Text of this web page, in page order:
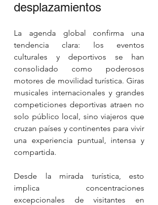
desplazamientos
La agenda global confirma una
tendencia clara: los eventos
culturales y deportivos se han
consolidado como poderosos
motores de movilidad turística. Giras
musicales internacionales y grandes
competiciones deportivas atraen no
solo público local, sino viajeros que
cruzan países y continentes para vivir
una experiencia puntual, intensa y
compartida.
Desde la mirada turística, esto
implica concentraciones
excepcionales de visitantes en